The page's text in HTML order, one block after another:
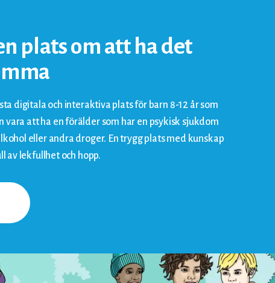
plats om att ha det
digitala och interaktiva plats för barn 8-12 år som
vara att ha en förälder som har en psykisk sjukdom
eller andra droger. En trygg plats med kunskap
av lekfullhet och hopp.